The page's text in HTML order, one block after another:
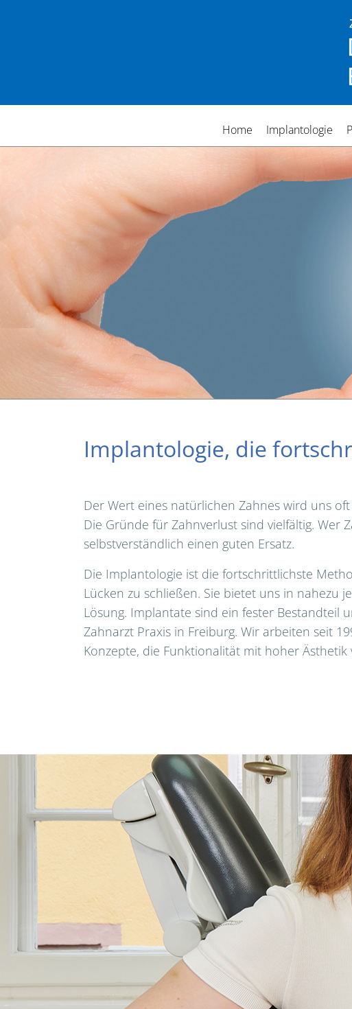
Home Implantologie
Implantologie, die
Der Wert eines natürlichen Zahnes wird uns
Die Gründe für Zahnverlust sind vielfältig. Wer
selbstverständlich einen guten Ersatz.
Die Implantologie ist die fortschrittlichste
Lücken zu schließen. Sie bietet uns in nahezu
Lösung. Implantate sind ein fester Bestandteil
Zahnarzt Praxis in Freiburg. Wir arbeiten seit
Konzepte, die Funktionalität mit hoher Ästhetik